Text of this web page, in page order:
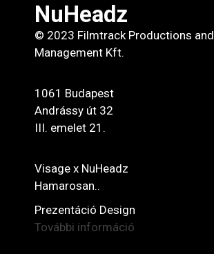
NuHeadz
© 2023 Filmtrack Productions and
Management Kft.
1061 Budapest
Andrássy út 32
III. emelet 21.
Visage x NuHeadz
Hamarosan..
Prezentáció Design
További információ